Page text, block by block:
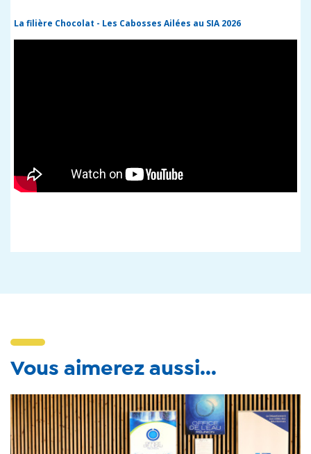
La filière Chocolat - Les Cabosses Ailées au SIA 2026
Vous aimerez aussi...